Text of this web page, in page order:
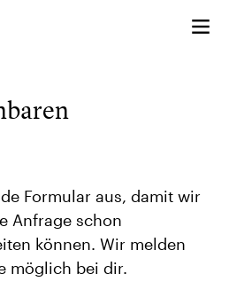
Formular aus, damit wir
Anfrage schon
können. Wir melden
möglich bei dir.